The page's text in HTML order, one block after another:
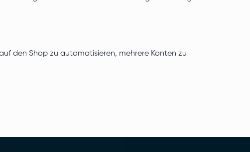
den Shop zu automatisieren, mehrere Konten zu